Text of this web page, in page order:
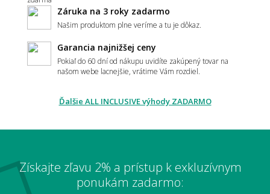
Aký veľký koberec zvoliť pod sedačku?
Záruka na 3 roky zadarmo
Našim produktom plne veríme a tu je dôkaz.
Garancia najnižšej ceny
Pokiaľ do 60 dní od nákupu uvidíte zakúpený tovar na
našom webe lacnejšie, vrátime Vám rozdiel.
Ďalšie ALL INCLUSIVE výhody ZADARMO
Získajte zľavu 2% a prístup k exkluzívnym
ponukám zadarmo: